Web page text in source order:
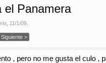
el Panamera
11/1/09
Siguiente >
, pero no me gusta el culo ,